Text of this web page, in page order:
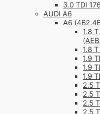
3.0 TDI
AUDI A6
A6
1.8
1.8
1.9
1.9
1.9
2.5
2.5
2.5
2.5